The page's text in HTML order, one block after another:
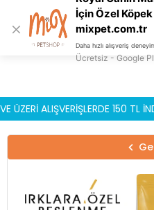
ALIŞVERİŞLERDE 150 TL
×
İçin Özel Köpek
mixpet.com.tr
Daha hızlı alışveriş
Ücretsiz - Google